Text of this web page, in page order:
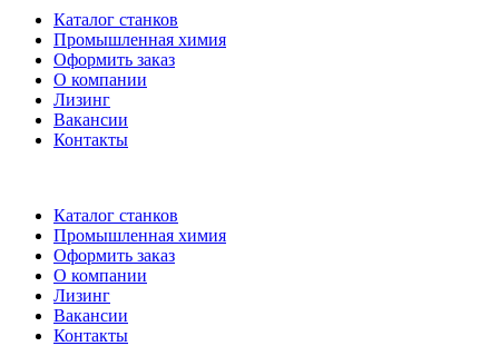
Каталог станков
Промышленная химия
Оформить заказ
О компании
Лизинг
Вакансии
Контакты
Каталог станков
Промышленная химия
Оформить заказ
О компании
Лизинг
Вакансии
Контакты